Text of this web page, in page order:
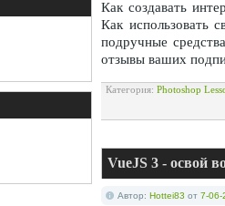
Как создавать
Как использовать
подручные
отзывы ваших
Категория: Photoshop
VueJS 3 - освой
Автор: Hottei83 от 7-06-